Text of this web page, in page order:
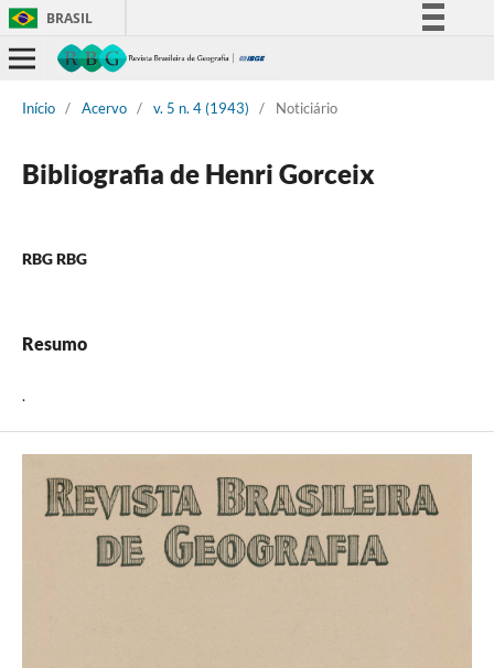
BRASIL
Participe
Legislação
Início / Acervo / v. 5 n. 4 (1943) / Noticiário
Bibliografia de Henri Gorceix
RBG RBG
Resumo
.